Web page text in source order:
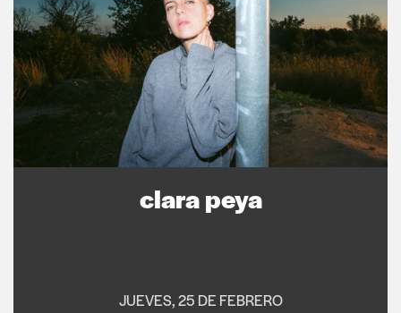
clara peya
JUEVES, 25 DE FEBRERO